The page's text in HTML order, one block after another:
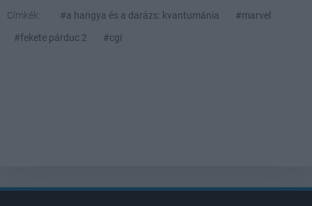
Címkék: #a hangya és a darázs: kvantumánia
#marvel
#fekete párduc 2
#cgi